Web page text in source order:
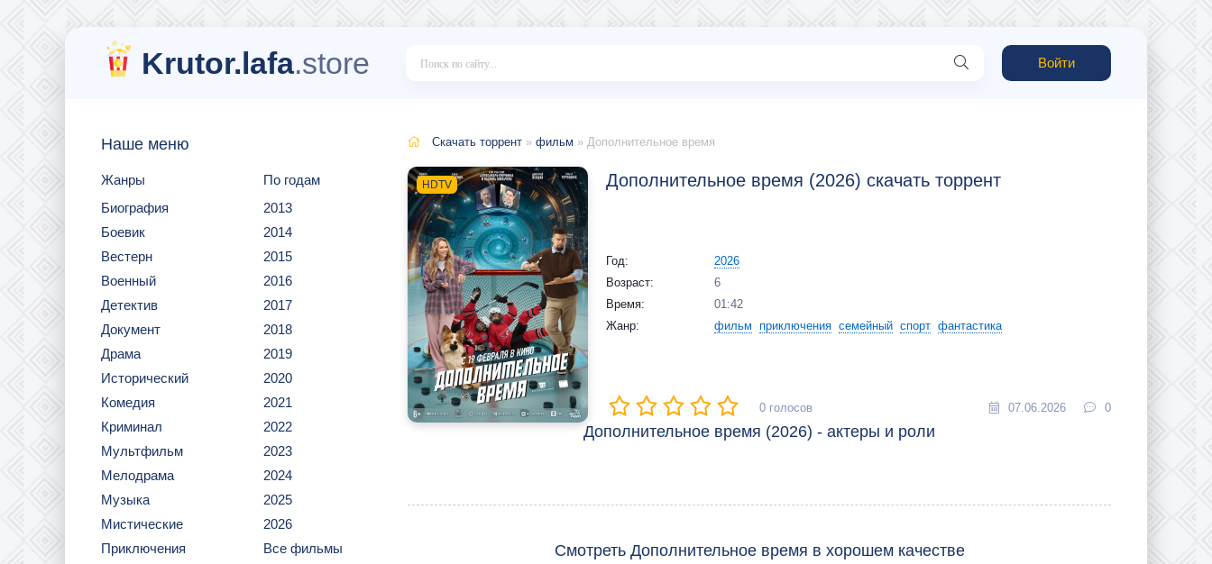
Krutor.lafa.store Войти
Наше меню
Жанры
Биография
Боевик
Вестерн
Военный
Детектив
Документ
Драма
Исторический
Комедия
Криминал
Мультфильм
Мелодрама
Музыка
Мистические
Приключения
По годам
2013
2014
2015
2016
2017
2018
2019
2020
2021
2022
2023
2024
2025
2026
Все фильмы
Скачать торрент » фильм » Дополнительное время
HDTV Дополнительное время (2026) скачать торрент
Год:
2026
Возраст:
6
Время:
01:42
Жанр:
фильм приключения семейный спорт фантастика
0 голосов 07.06.2026 0
Дополнительное время (2026) - актеры и роли
Смотреть Дополнительное время в хорошем качестве